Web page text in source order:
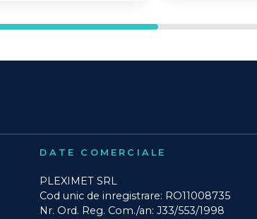
DATE COMERCIALE
PLEXIMET SRL
Cod unic de inregistrare: RO11008735
Nr. Ord. Reg. Com./an: J33/553/1998